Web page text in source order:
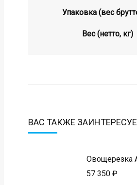
Упаковка (вес
Вес (нетто, кг)
ВАС ТАКЖЕ
Овощерезка
57 350 ₽